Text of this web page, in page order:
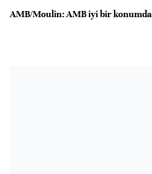
AMB/Moulin: AMB iyi bir konumda